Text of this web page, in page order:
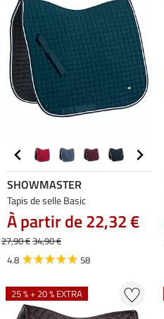
SHOWMASTER
Tapis de selle Basic
À partir de 22,32 €
27,90 €34,90 €
4.8
58
25 % + 20 % EXTRA